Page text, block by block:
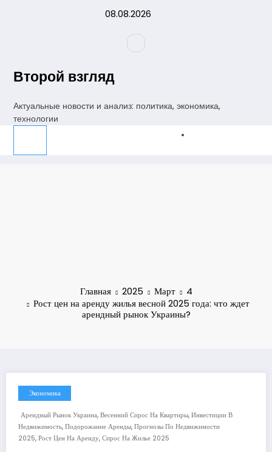
08.08.2026
Второй взгляд
Актуальные новости и анализ: политика, экономика,
технологии
Главная 2025 Март
4
Рост цен на аренду жилья весной 2025 года: что ждет
арендный рынок Украины?
Экономика
Арендный Рынок Украина, Весенний Спрос На Квартиры, Инвестиции В
Недвижимость, Подорожание Аренды, Прогнозы По Недвижимости
2025, Рост Цен На Аренду, Спрос На Жилье 2025